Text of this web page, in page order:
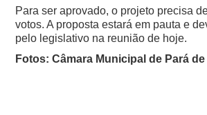
Para ser aprovado, o projeto precisa
votos. A proposta estará em pauta e
pelo legislativo na reunião de hoje.
Fotos: Câmara Municipal de Pará